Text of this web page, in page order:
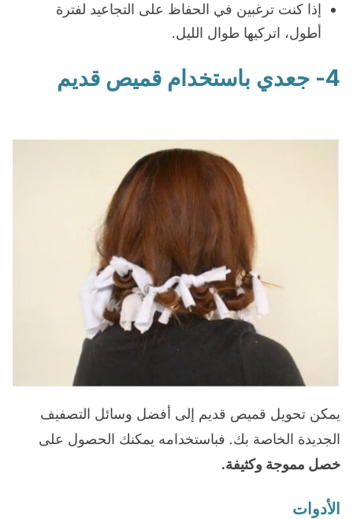
إذا كنت ترغبين في الحفاظ على التجاعيد لفترة
أطول، اتركيها طوال الليل.
4- جعدي باستخدام قميص قديم
يمكن تحويل قميص قديم إلى أفضل وسائل التصفيف
الجديدة الخاصة بك. فباستخدامه يمكنك الحصول على
خصل مموجة وكثيفة.
الأدوات